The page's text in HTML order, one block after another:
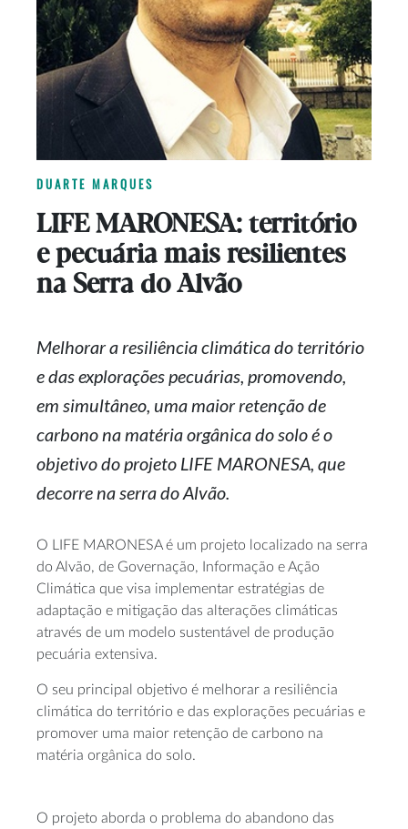
DUARTE MARQUES
LIFE MARONESA: território
e pecuária mais resilientes
na Serra do Alvão
Melhorar a resiliência climática do território
e das explorações pecuárias, promovendo,
em simultâneo, uma maior retenção de
carbono na matéria orgânica do solo é o
objetivo do projeto LIFE MARONESA, que
decorre na serra do Alvão.
O LIFE MARONESA é um projeto localizado na serra
do Alvão, de Governação, Informação e Ação
Climática que visa implementar estratégias de
adaptação e mitigação das alterações climáticas
através de um modelo sustentável de produção
pecuária extensiva.
O seu principal objetivo é melhorar a resiliência
climática do território e das explorações pecuárias e
promover uma maior retenção de carbono na
matéria orgânica do solo.
O projeto aborda o problema do abandono das